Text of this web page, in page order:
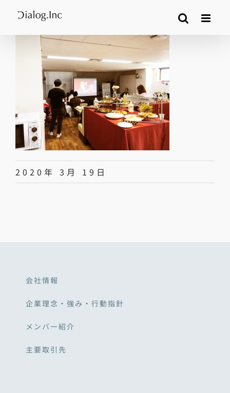
content
2020年 3月 19日
会社情報
企業理念・強み・行動指針
メンバー紹介
主要取引先